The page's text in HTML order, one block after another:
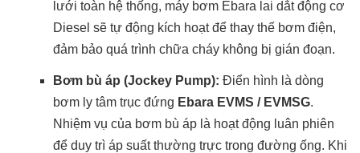
lưới toàn hệ thống, máy bơm Ebara lai dắt động cơ
Diesel sẽ tự động kích hoạt để thay thế bơm điện,
đảm bảo quá trình chữa cháy không bị gián đoạn.
Bơm bù áp (Jockey Pump): Điển hình là dòng
bơm ly tâm trục đứng Ebara EVMS / EVMSG.
Nhiệm vụ của bơm bù áp là hoạt động luân phiên
để duy trì áp suất thường trực trong đường ống. Khi